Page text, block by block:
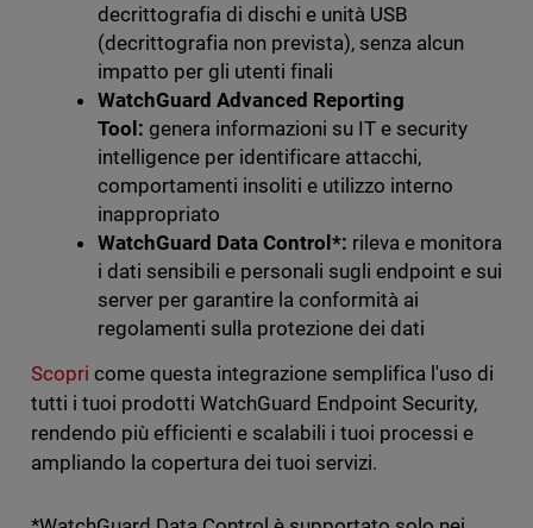
decrittografia di dischi e unità USB
(decrittografia non prevista), senza alcun
impatto per gli utenti finali
WatchGuard Advanced Reporting
Tool: genera informazioni su IT e security
intelligence per identificare attacchi,
comportamenti insoliti e utilizzo interno
inappropriato
WatchGuard Data Control*: rileva e monitora
i dati sensibili e personali sugli endpoint e sui
server per garantire la conformità ai
regolamenti sulla protezione dei dati
Scopri come questa integrazione semplifica l'uso di
tutti i tuoi prodotti WatchGuard Endpoint Security,
rendendo più efficienti e scalabili i tuoi processi e
ampliando la copertura dei tuoi servizi.